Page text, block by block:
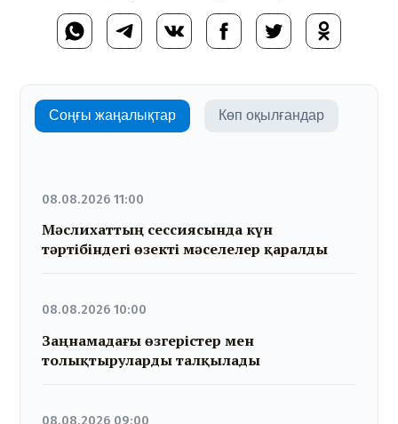
Соңғы жаңалықтар Көп оқылғандар
08.08.2026 11:00
Мәслихаттың сессиясында күн
тәртібіндегі өзекті мәселелер қаралды
08.08.2026 10:00
Заңнамадағы өзгерістер мен
толықтыруларды талқылады
08.08.2026 09:00